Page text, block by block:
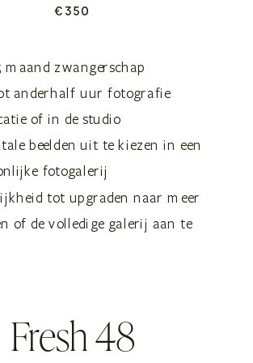
Fresh 48
€350
maand zwangerschap
anderhalf uur fotografie
of in de studio
beelden uit te kiezen in een
fotogalerij
tot upgraden naar meer
of de volledige galerij aan te